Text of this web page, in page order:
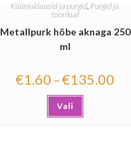
Küünlaklaasid ja purgid, Purgid ja
toorikud
Metallpurk hõbe aknaga 250
ml
€1.60 –€135.00
Vali